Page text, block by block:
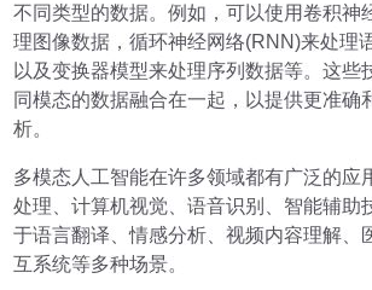
不同类型的数据。例如，可以使用卷积神
理图像数据，循环神经网络(RNN)来处理
以及变换器模型来处理序列数据等。这些
同模态的数据融合在一起，以提供更准确
析。
多模态人工智能在许多领域都有广泛的应
处理、计算机视觉、语音识别、智能辅助
于语言翻译、情感分析、视频内容理解、
互系统等多种场景。